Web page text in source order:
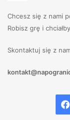
Chcesz się z nami
Robisz grę i
Skontaktuj się z